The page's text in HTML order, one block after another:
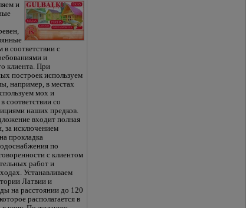
и
соответствии с
и
клиента. При
построек используем
например, в местах
мох и
соответствии со
наших предков.
входит полная
за исключением
прокладка
по
с клиентом
работ и
Устанавливаем
Латвии и
на расстоянии до 120
располагается в